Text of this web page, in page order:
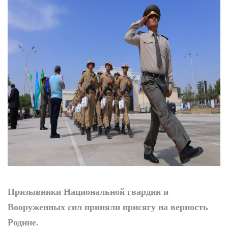
формальностей: хоким
выслушал молодежь
Призывники Национальной гвардии и
Вооруженных сил приняли присягу на верность
Родине.